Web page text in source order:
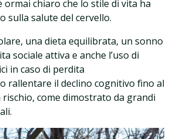
ormai chiaro che lo stile di vita ha
sulla salute del cervello.
una dieta equilibrata, un sonno
sociale attiva e anche l’uso di
in caso di perdita
rallentare il declino cognitivo fino al
rischio, come dimostrato da grandi